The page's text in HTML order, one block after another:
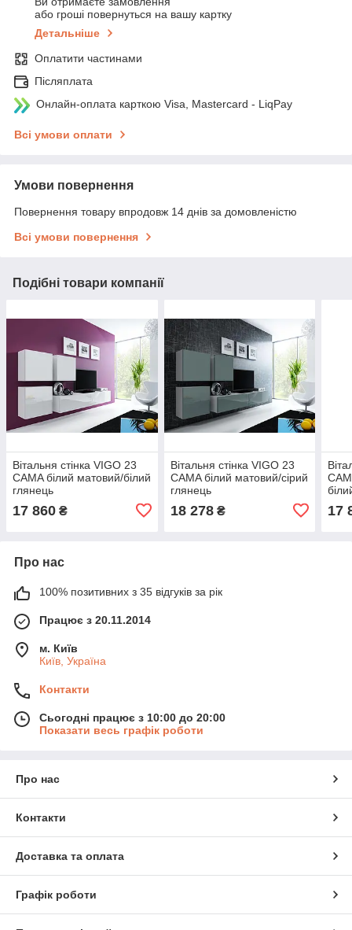
або гроші повернуться на вашу картку
Детальніше
Оплатити частинами
Післяплата
Онлайн-оплата карткою Visa, Mastercard - LiqPay
Всі умови оплати
Умови повернення
Повернення товару впродовж 14 днів за домовленістю
Всі умови повернення
Подібні товари компанії
Вітальня стінка VIGO 23
CAMA білий матовий/білий
глянець
17 860 ₴
Вітальня стінка VIGO 23
CAMA білий матовий/сірий
глянець
18 278₴ 17
Про нас
100% позитивних з 35 відгуків за рік
Працює з 20.11.2014
м. Київ
Київ, Україна
Контакти
Сьогодні працює з 10:00 до 20:00
Показати весь графік роботи
Про нас
Контакти
Доставка та оплата
Графік роботи